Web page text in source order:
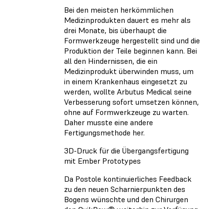
Bei den meisten herkömmlichen
Medizinprodukten dauert es mehr als
drei Monate, bis überhaupt die
Formwerkzeuge hergestellt sind und die
Produktion der Teile beginnen kann. Bei
all den Hindernissen, die ein
Medizinprodukt überwinden muss, um
in einem Krankenhaus eingesetzt zu
werden, wollte Arbutus Medical seine
Verbesserung sofort umsetzen können,
ohne auf Formwerkzeuge zu warten.
Daher musste eine andere
Fertigungsmethode her.
3D-Druck für die Übergangsfertigung
mit Ember Prototypes
Da Postole kontinuierliches Feedback
zu den neuen Scharnierpunkten des
Bogens wünschte und den Chirurgen